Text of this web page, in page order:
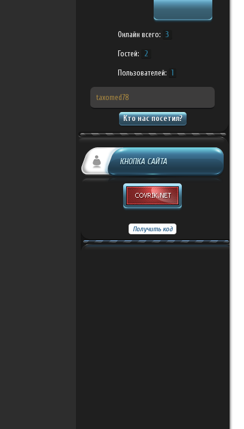
Онлайн всего: 3
Гостей: 2
Пользователей: 1
taxomed78
Кто нас посетил?
КНОПКА САЙТА